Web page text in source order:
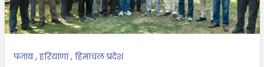
पंजाब,हरियाणा, हिमाचल प्रदेश